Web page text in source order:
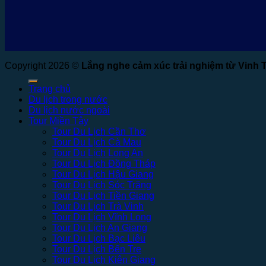
Copyright 2026 © Lắng nghe cảm xúc trải nghiệm từ Vinh
Trang chủ
Du lịch trong nước
Du lịch nước ngoài
Tour Miền Tây
Tour Du Lịch Cần Thơ
Tour Du Lịch Cà Mau
Tour Du Lịch Long An
Tour Du Lịch Đồng Tháp
Tour Du Lịch Hậu Giang
Tour Du Lịch Sóc Trăng
Tour Du Lịch Tiền Giang
Tour Du Lịch Trà Vinh
Tour Du Lịch Vĩnh Long
Tour Du Lịch An Giang
Tour Du Lịch Bạc Liêu
Tour Du Lịch Bến Tre
Tour Du Lịch Kiên Giang